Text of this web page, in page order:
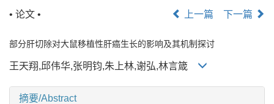
• 论文 •
上一篇 下一篇
部分肝切除对大鼠移植性肝癌生长的影响及其机制探讨
王天翔,邱伟华,张明钧,朱上林,谢弘,林言箴
摘要/Abstract